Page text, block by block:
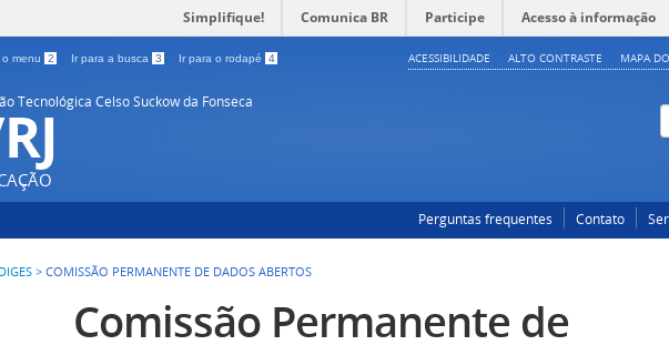
Simplifique! Comunica BR Participe Acesso à informação
o menu 2 Ir para a busca 3 Ir para o rodapé 4 ACESSIBILIDADE ALTO CONTRASTE MAPA
Tecnológica Celso Suckow da Fonseca
Perguntas frequentes Contato
DIGES > COMISSÃO PERMANENTE DE DADOS ABERTOS
Comissão Permanente de